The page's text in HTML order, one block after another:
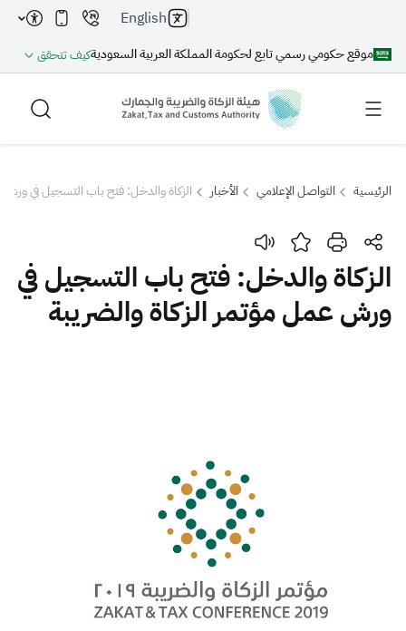
موقع حكومي رسمي تابع لحكومة المملكة العربية السعوديةكيف تتحقق
English
بحث
بحث بحث AI
الرئيسية التواصل الإعلامي الأخبار الزكاة والدخل: فتح باب التسجيل في ورش
الزكاة والدخل: فتح باب التسجيل في
ورش عمل مؤتمر الزكاة والضريبة